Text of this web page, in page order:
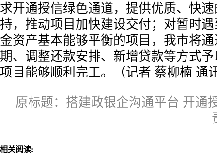
求开通授信绿色通道，提供优质、快
持，推动项目加快建设交付；对暂时
金资产基本能够平衡的项目，我市将
期、调整还款安排、新增贷款等方式
项目能够顺利完工。（记者 蔡柳楠 通
原标题：搭建政银企沟通平台 开通
相关阅读: